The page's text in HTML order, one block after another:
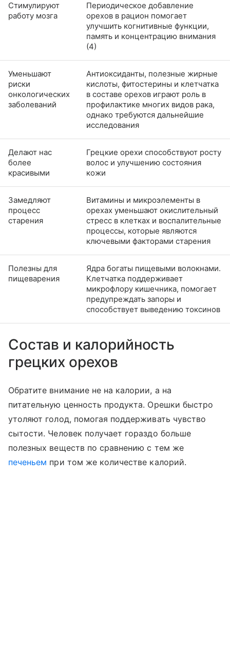
Стимулируют
работу мозга
Периодическое добавление
орехов в рацион помогает
улучшить когнитивные функции,
память и концентрацию внимания
(4)
Уменьшают
риски
онкологических
заболеваний
Антиоксиданты, полезные жирные
кислоты, фитостерины и клетчатка
в составе орехов играют роль в
профилактике многих видов рака,
однако требуются дальнейшие
исследования
Делают нас
более
красивыми
Грецкие орехи способствуют росту
волос и улучшению состояния
кожи
Замедляют
процесс
старения
Витамины и микроэлементы в
орехах уменьшают окислительный
стресс в клетках и воспалительные
процессы, которые являются
ключевыми факторами старения
Полезны для
пищеварения
Ядра богаты пищевыми волокнами.
Клетчатка поддерживает
микрофлору кишечника, помогает
предупреждать запоры и
способствует выведению токсинов
Состав и калорийность
грецких орехов
Обратите внимание не на калории, а на
питательную ценность продукта. Орешки быстро
утоляют голод, помогая поддерживать чувство
сытости. Человек получает гораздо больше
полезных веществ по сравнению с тем же
печеньем при том же количестве калорий.